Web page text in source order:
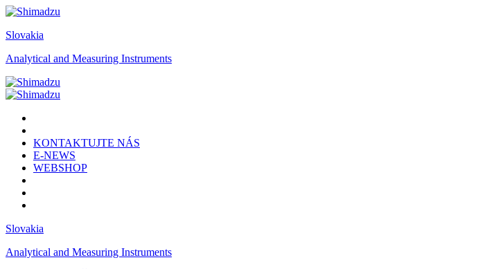
Slovakia
Analytical and Measuring Instruments
KONTAKTUJTE NÁS
E-NEWS
WEBSHOP
Slovakia
Analytical and Measuring Instruments